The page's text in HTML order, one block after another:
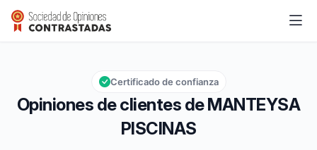
MANTEYSA PISCINAS
Calificación global: 9,5 de 10
9,5/10
Opiniones de clientes de MANTEYSA
PISCINAS
Certificado de confianza